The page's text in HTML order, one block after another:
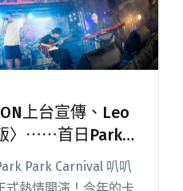
上台宣傳、Leo
〉⋯⋯首日Park
的演出亮點回顧
Park Carnival 叭叭
式熱情開演！今年的卡